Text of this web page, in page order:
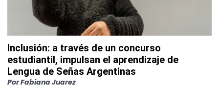
Inclusión: a través de un concurso
estudiantil, impulsan el aprendizaje de
Lengua de Señas Argentinas
PorFabiana Juarez